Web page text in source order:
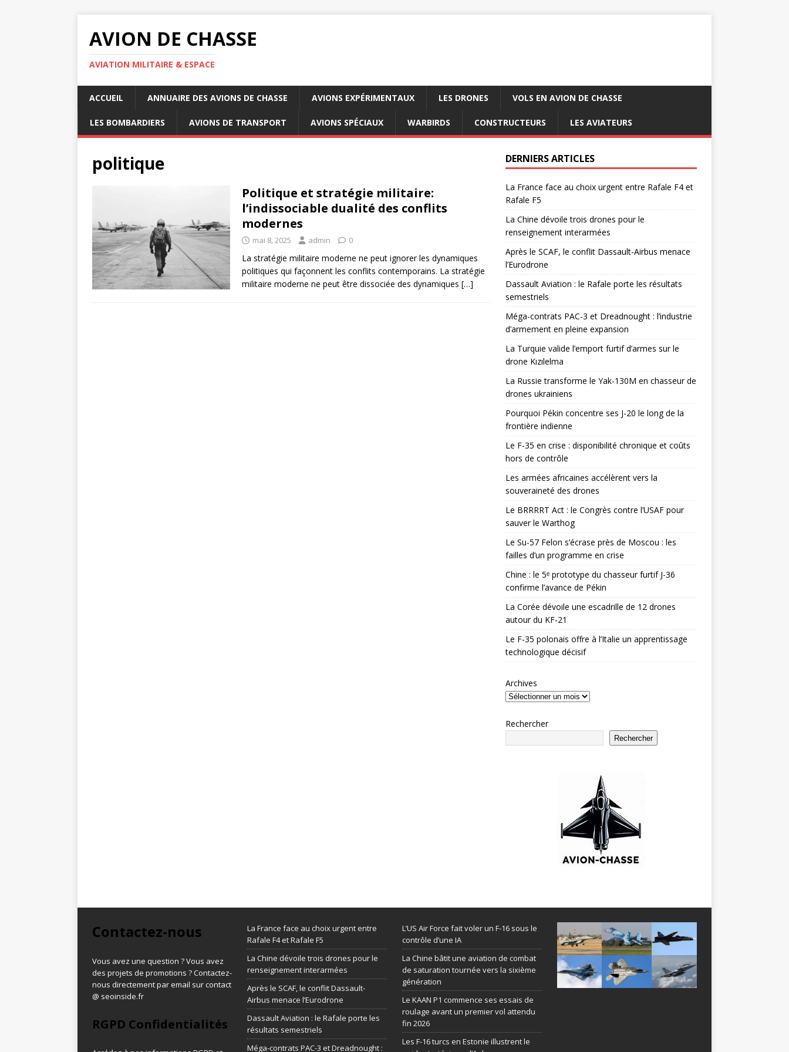
AVION DE CHASSE
AVIATION MILITAIRE & ESPACE
ACCUEIL ANNUAIRE DES AVIONS DE CHASSE AVIONS EXPÉRIMENTAUX LES DRONES VOLS EN AVION DE CHASSE
LES BOMBARDIERS AVIONS DE TRANSPORT AVIONS SPÉCIAUX WARBIRDS CONSTRUCTEURS LES AVIATEURS
politique
Politique et stratégie militaire:
l’indissociable dualité des conflits
modernes
mai 8, 2025 admin 0
La stratégie militaire moderne ne peut ignorer les dynamiques
politiques qui façonnent les conflits contemporains. La stratégie
militaire moderne ne peut être dissociée des dynamiques […]
DERNIERS ARTICLES
La France face au choix urgent entre Rafale F4 et
Rafale F5
La Chine dévoile trois drones pour le
renseignement interarmées
Après le SCAF, le conflit Dassault-Airbus menace
l’Eurodrone
Dassault Aviation : le Rafale porte les résultats
semestriels
Méga-contrats PAC-3 et Dreadnought : l’industrie
d’armement en pleine expansion
La Turquie valide l’emport furtif d’armes sur le
drone Kızılelma
La Russie transforme le Yak-130M en chasseur de
drones ukrainiens
Pourquoi Pékin concentre ses J-20 le long de la
frontière indienne
Le F-35 en crise : disponibilité chronique et coûts
hors de contrôle
Les armées africaines accélèrent vers la
souveraineté des drones
Le BRRRRT Act : le Congrès contre l’USAF pour
sauver le Warthog
Le Su-57 Felon s’écrase près de Moscou : les
failles d’un programme en crise
Chine : le 5ᵉ prototype du chasseur furtif J-36
confirme l’avance de Pékin
La Corée dévoile une escadrille de 12 drones
autour du KF-21
Le F-35 polonais offre à l’Italie un apprentissage
technologique décisif
Archives
Rechercher
Rechercher
Contactez-nous
Vous avez une question ? Vous avez
des projets de promotions ? Contactez-
nous directement par email sur contact
@ seoinside.fr
RGPD Confidentialités
La France face au choix urgent entre
Rafale F4 et Rafale F5
La Chine dévoile trois drones pour le
renseignement interarmées
Après le SCAF, le conflit Dassault-
Airbus menace l’Eurodrone
Dassault Aviation : le Rafale porte les
résultats semestriels
Méga-contrats PAC-3 et Dreadnought :
L’US Air Force fait voler un F-16 sous le
contrôle d’une IA
La Chine bâtit une aviation de combat
de saturation tournée vers la sixième
génération
Le KAAN P1 commence ses essais de
roulage avant un premier vol attendu
fin 2026
Les F-16 turcs en Estonie illustrent le